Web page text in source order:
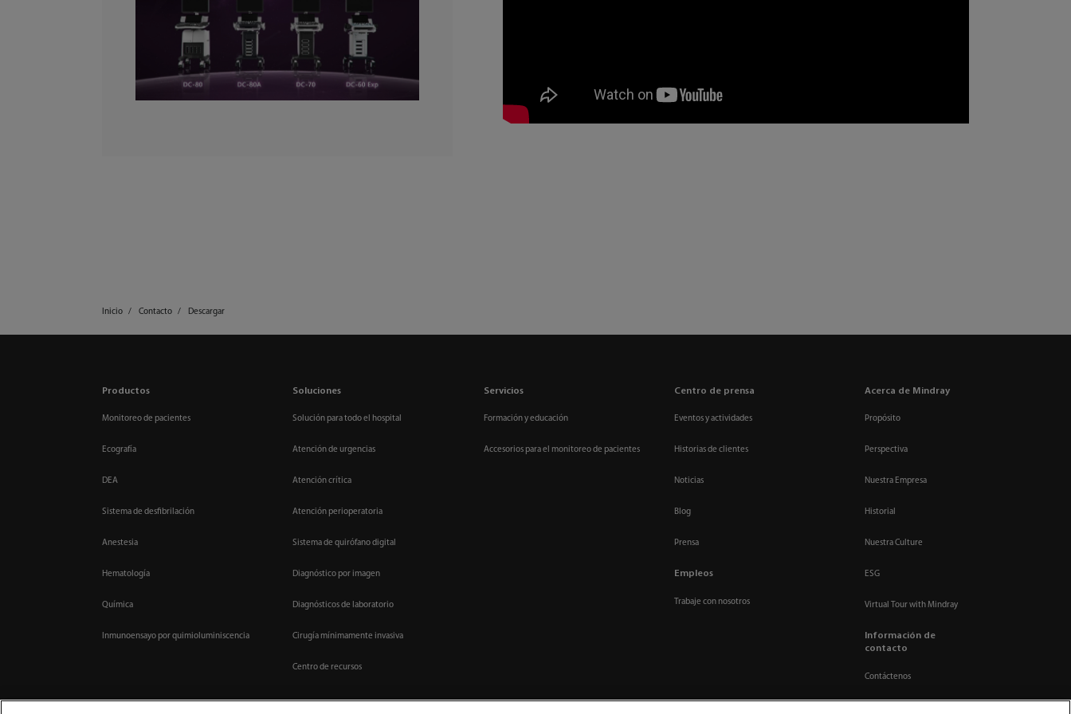
Inicio Contacto Descargar
Productos
Monitoreo de pacientes
Ecografía
DEA
Sistema de desfibrilación
Anestesia
Hematología
Química
Inmunoensayo por quimioluminiscencia
Soluciones
Solución para todo el hospital
Atención de urgencias
Atención crítica
Atención perioperatoria
Sistema de quirófano digital
Diagnóstico por imagen
Diagnósticos de laboratorio
Cirugía mínimamente invasiva
Centro de recursos
Servicios
Formación y educación
Accesorios para el monitoreo de pacientes
Centro de prensa
Eventos y actividades
Historias de clientes
Noticias
Blog
Prensa
Empleos
Trabaje con nosotros
Acerca de Mindray
Propósito
Perspectiva
Nuestra Empresa
Historial
Nuestra Culture
ESG
Virtual Tour with Mindray
Información de
contacto
Contáctenos